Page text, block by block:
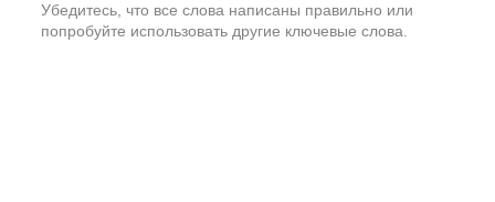
Убедитесь, что все слова написаны правильно или
попробуйте использовать другие ключевые слова.